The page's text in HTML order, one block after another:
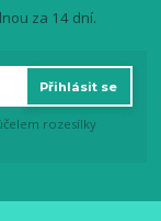
za 14 dní.
Přihlásit se
rozesílky